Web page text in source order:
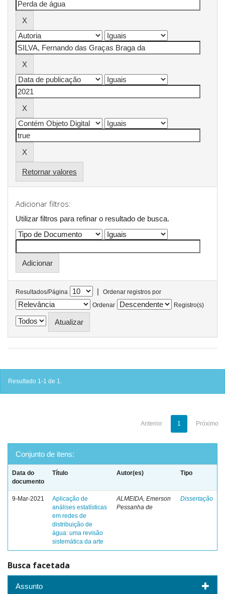
Retornar valores
Adicionar filtros:
Utilizar filtros para refinar o resultado de busca.
Resultados/Página |
Ordenar registros por
Ordenar
Registro(s)
Resultado 1-1 de 1.
Anterior 1 Próximo
Conjunto de itens:
Data do
documento
Título Autor(es) Tipo
9-Mar-2021
Aplicação de
análises estatísticas
em redes de
distribuição de
água: uma revisão
sistemática da arte
ALMEIDA, Emerson
Pessanha de
Dissertação
Busca facetada
Assunto